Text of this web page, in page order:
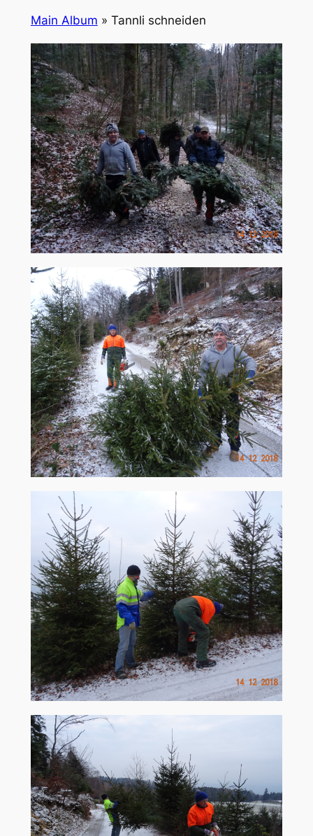
Main Album » Tannli schneiden